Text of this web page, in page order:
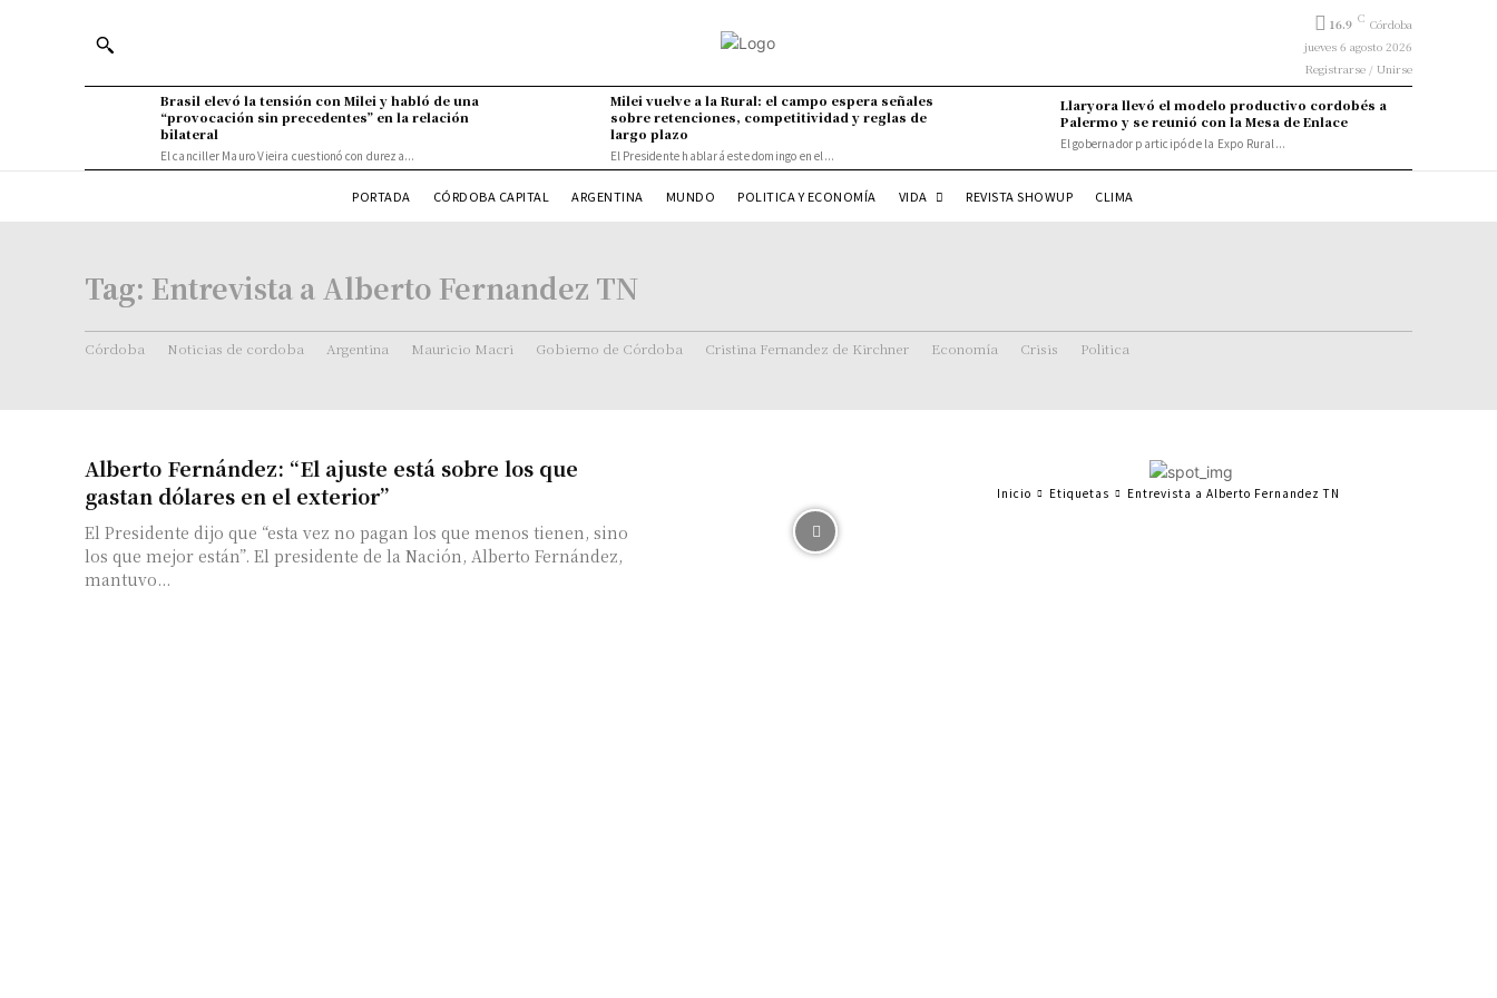
16.9 C Córdoba
jueves 6 agosto 2026
Registrarse / Unirse
Brasil elevó la tensión con Milei y habló de una
“provocación sin precedentes” en la relación
bilateral
El canciller Mauro Vieira cuestionó con dureza...
Milei vuelve a la Rural: el campo espera señales
sobre retenciones, competitividad y reglas de
largo plazo
El Presidente hablará este domingo en el...
Llaryora llevó el modelo productivo cordobés a
Palermo y se reunió con la Mesa de Enlace
El gobernador participó de la Expo Rural...
PORTADA CÓRDOBA CAPITAL ARGENTINA MUNDO POLITICA Y ECONOMÍA VIDA REVISTA SHOWUP CLIMA
Tag: Entrevista a Alberto Fernandez TN
Córdoba Noticias de cordoba Argentina Mauricio Macri Gobierno de Córdoba Cristina Fernandez de Kirchner Economía Crisis Politica
Alberto Fernández: “El ajuste está sobre los que
gastan dólares en el exterior”
El Presidente dijo que “esta vez no pagan los que menos tienen, sino
los que mejor están”. El presidente de la Nación, Alberto Fernández,
mantuvo...
Inicio Etiquetas Entrevista a Alberto Fernandez TN